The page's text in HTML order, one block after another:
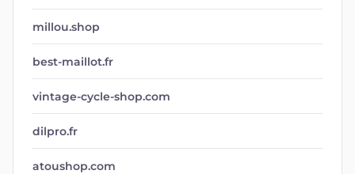
millou.shop
best-maillot.fr
vintage-cycle-shop.com
dilpro.fr
atoushop.com